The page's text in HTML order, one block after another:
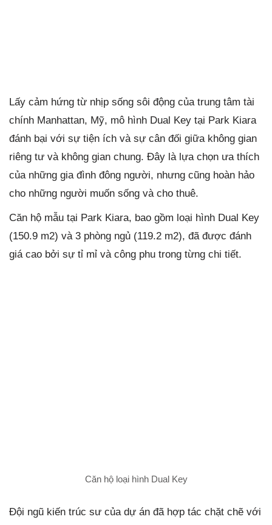
Lấy cảm hứng từ nhịp sống sôi động của trung tâm tài
chính Manhattan, Mỹ, mô hình Dual Key tại Park Kiara
đánh bại với sự tiện ích và sự cân đối giữa không gian
riêng tư và không gian chung. Đây là lựa chọn ưa thích
của những gia đình đông người, nhưng cũng hoàn hảo
cho những người muốn sống và cho thuê.
Căn hộ mẫu tại Park Kiara, bao gồm loại hình Dual Key
(150.9 m2) và 3 phòng ngủ (119.2 m2), đã được đánh
giá cao bởi sự tỉ mỉ và công phu trong từng chi tiết.
Căn hộ loại hình Dual Key
Đội ngũ kiến trúc sư của dự án đã hợp tác chặt chẽ với